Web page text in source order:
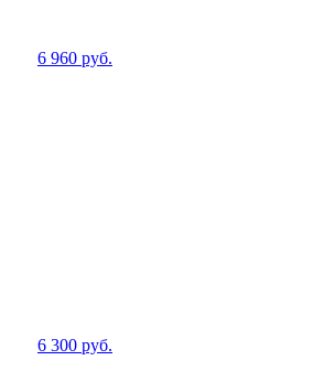
6 960 руб.
6 300 руб.